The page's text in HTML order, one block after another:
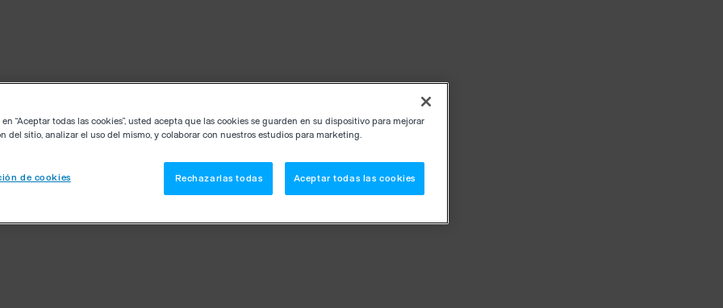
“Aceptar todas las cookies”, usted acepta que las cookies se guarden en su dispositivo para mejorar
del sitio, analizar el uso del mismo, y colaborar con nuestros estudios para marketing.
de cookies Rechazarlas todas Aceptar todas las cookies